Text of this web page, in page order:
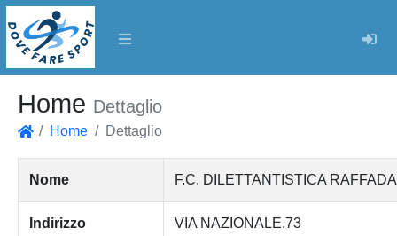
Home Dettaglio
Home Dettaglio
Nome F.C. DILETTANTISTICA
Indirizzo VIA NAZIONALE.73